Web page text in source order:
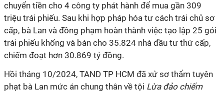
chuyển tiền cho 4 công ty phát hành để mua gần 309
triệu trái phiếu. Sau khi hợp pháp hóa tư cách trái chủ sơ
cấp, bà Lan và đồng phạm hoàn thành việc tạo lập 25 gói
trái phiếu khống và bán cho 35.824 nhà đầu tư thứ cấp,
chiếm đoạt hơn 30.869 tỷ đồng.
Hồi tháng 10/2024, TAND TP HCM đã xử sơ thẩm tuyên
phạt bà Lan mức án chung thân về tội Lừa đảo chiếm